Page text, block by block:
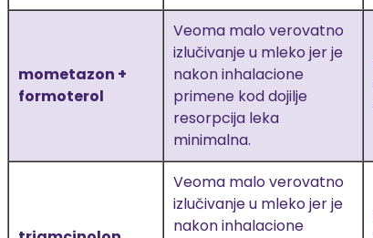
mometazon +
formoterol
Veoma malo verovatno
izlučivanje u mleko jer je
nakon inhalacione
primene kod dojilje
resorpcija leka
minimalna.
Veoma malo verovatno
izlučivanje u mleko jer je
nakon inhalacione